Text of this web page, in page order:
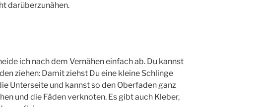
darüberzunähen.
ich nach dem Ver­nä­hen ein­fach ab. Du kannst
zie­hen: Damit ziehst Du eine klei­ne Schlin­ge
Unter­sei­te und kannst so den Ober­fa­den ganz
und die Fäden ver­kno­ten. Es gibt auch Kle­ber,